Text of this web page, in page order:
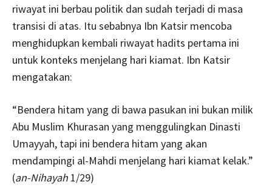
riwayat ini berbau politik dan sudah terjadi di masa
transisi di atas. Itu sebabnya Ibn Katsir mencoba
menghidupkan kembali riwayat hadits pertama ini
untuk konteks menjelang hari kiamat. Ibn Katsir
mengatakan:
“Bendera hitam yang di bawa pasukan ini bukan milik
Abu Muslim Khurasan yang menggulingkan Dinasti
Umayyah, tapi ini bendera hitam yang akan
mendampingi al-Mahdi menjelang hari kiamat kelak.”
(an-Nihayah 1/29)